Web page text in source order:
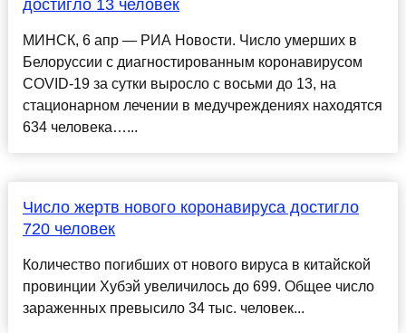
достигло 13 человек
МИНСК, 6 апр — РИА Новости. Число умерших в
Белоруссии с диагностированным коронавирусом
COVID-19 за сутки выросло с восьми до 13, на
стационарном лечении в медучреждениях находятся
634 человека…...
Число жертв нового коронавируса достигло
720 человек
Количество погибших от нового вируса в китайской
провинции Хубэй увеличилось до 699. Общее число
зараженных превысило 34 тыс. человек...